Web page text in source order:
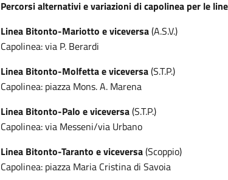
Percorsi alternativi e variazioni di capolinea per le
Linea Bitonto-Mariotto e viceversa(A.S.V.)
Capolinea: via P. Berardi
Linea Bitonto-Molfetta e viceversa(S.T.P.)
Capolinea: piazza Mons. A. Marena
Linea Bitonto-Palo e viceversa(S.T.P.)
Capolinea: via Messeni/via Urbano
Linea Bitonto-Taranto e viceversa(Scoppio)
Capolinea: piazza Maria Cristina di Savoia